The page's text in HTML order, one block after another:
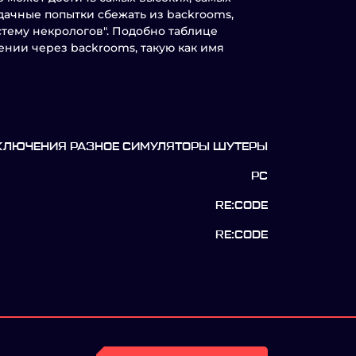
попытки сбежать из backrooms,
некрологов". Подобно таблице
через backrooms, такую как имя
РАЗНОЕ СИМУЛЯТОРЫ ШУТЕРЫ
PC
RE:CODE
RE:CODE